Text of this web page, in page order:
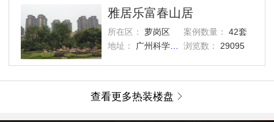
雅居乐富春山居
所在区： 萝岗区 案例数量：
42套
地址：
广州科学城西区 浏览数： 29095
查看更多热装楼盘 